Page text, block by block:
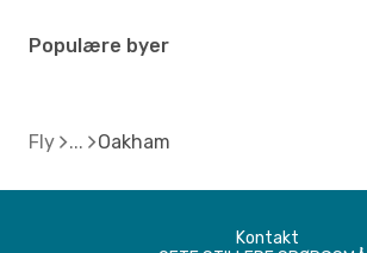
Populære byer
Fly Oakham
Kontakt